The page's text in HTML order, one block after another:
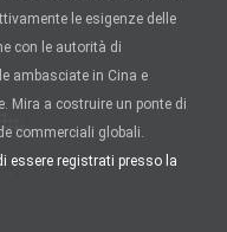
le esigenze delle
con le autorità di
ambasciate in Cina e
Mira a costruire un ponte di
commerciali globali.
essere registrati presso la